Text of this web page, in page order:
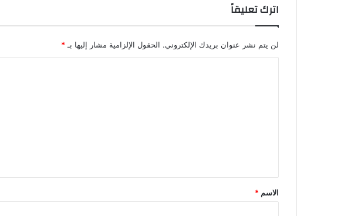
اترك تعليقاً
لن يتم نشر عنوان بريدك الإلكتروني. الحقول الإلزامية مشار إليها بـ *
*
الاسم *